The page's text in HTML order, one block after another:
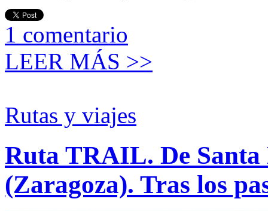
1 comentario
LEER MÁS >>
Rutas y viajes
Ruta TRAIL. De
(Zaragoza). Tras los